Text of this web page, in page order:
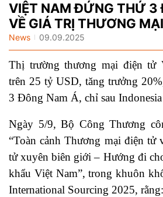
VIỆT NAM ĐỨNG THỨ 3
VỀ GIÁ TRỊ THƯƠNG
News 09.09.2025
Thị trường thương mại điện tử
trên 25 tỷ USD, tăng trưởng
3 Đông Nam Á, chỉ sau
Ngày 5/9, Bộ Công Thương
“Toàn cảnh Thương mại điện tử
tử xuyên biên giới – Hướng đi
khẩu Việt Nam”, trong khuôn
International Sourcing 2025, rằng: